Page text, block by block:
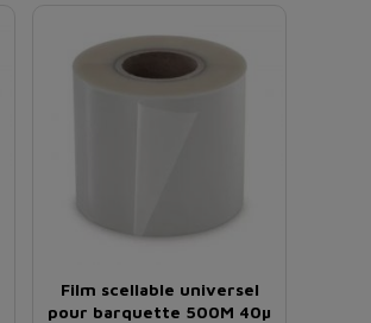
Film scellable universel
pour barquette 500M 40µ